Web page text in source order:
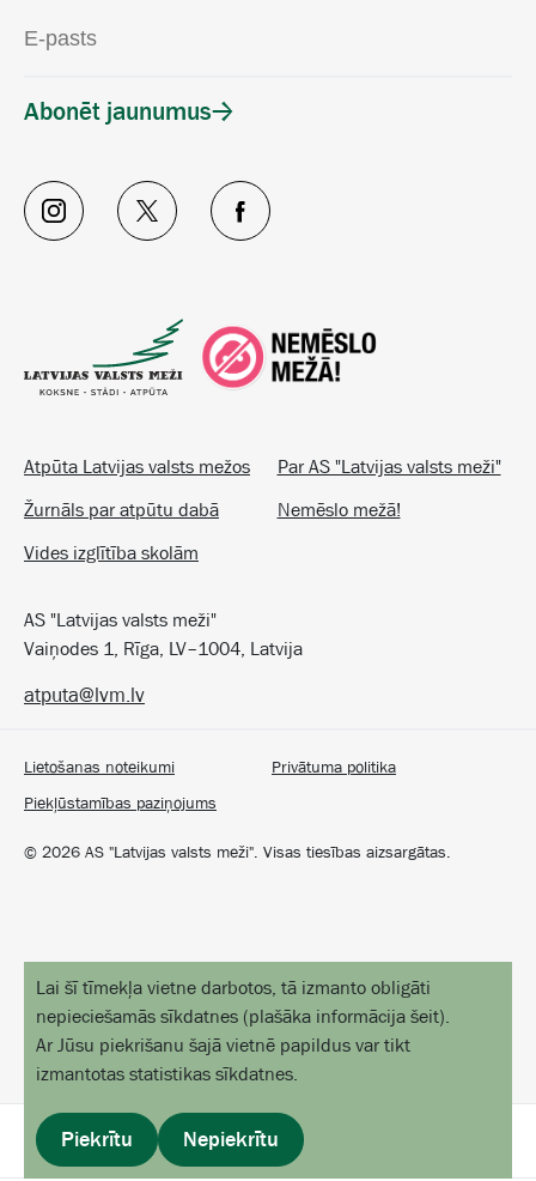
objekti kartē
Atpūta Latvijas valsts mežos
Par AS "Latvijas valsts meži"
Žurnāls par atpūtu dabā
Nemēslo mežā!
Vides izglītība skolām
AS "Latvijas valsts meži"
Vaiņodes 1, Rīga, LV–1004, Latvija
Abonēt jaunumus
© 2026 AS "Latvijas valsts meži". Visas tiesības aizsargātas.
Lietošanas noteikumi
Privātuma politika
Piekļūstamības paziņojums
atputa@lvm.lv
Lai šī tīmekļa vietne darbotos, tā izmanto obligāti
nepieciešamās sīkdatnes (plašāka informācija šeit).
Ar Jūsu piekrišanu šajā vietnē papildus var tikt
izmantotas statistikas sīkdatnes.
Piekrītu Nepiekrītu